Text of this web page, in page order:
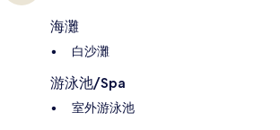
海灘
白沙灘
游泳池/Spa
室外游泳池